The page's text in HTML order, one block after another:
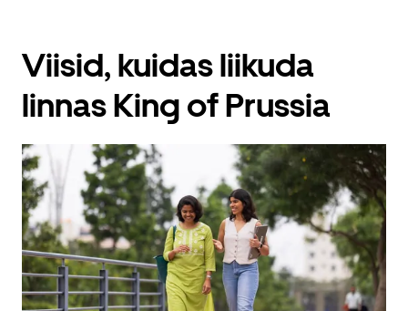
allanoolt.
Vajuta
kalendri
sulgemiseks
Viisid, kuidas liikuda
linnas King of Prussia